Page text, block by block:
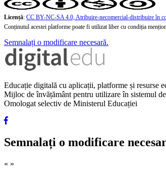
Licență: CC BY-NC-SA 4.0, Atribuire-necomercial-distribuire în
Conținutul acestei platforme poate fi utilizat liber cu condiția
Semnalați o modificare necesară.
Educație digitală cu aplicații, platforme și resurse
Mijloc de învățământ pentru utilizare în sistemul
Omologat selectiv de Ministerul Educației
Semnalați o modificare
« »